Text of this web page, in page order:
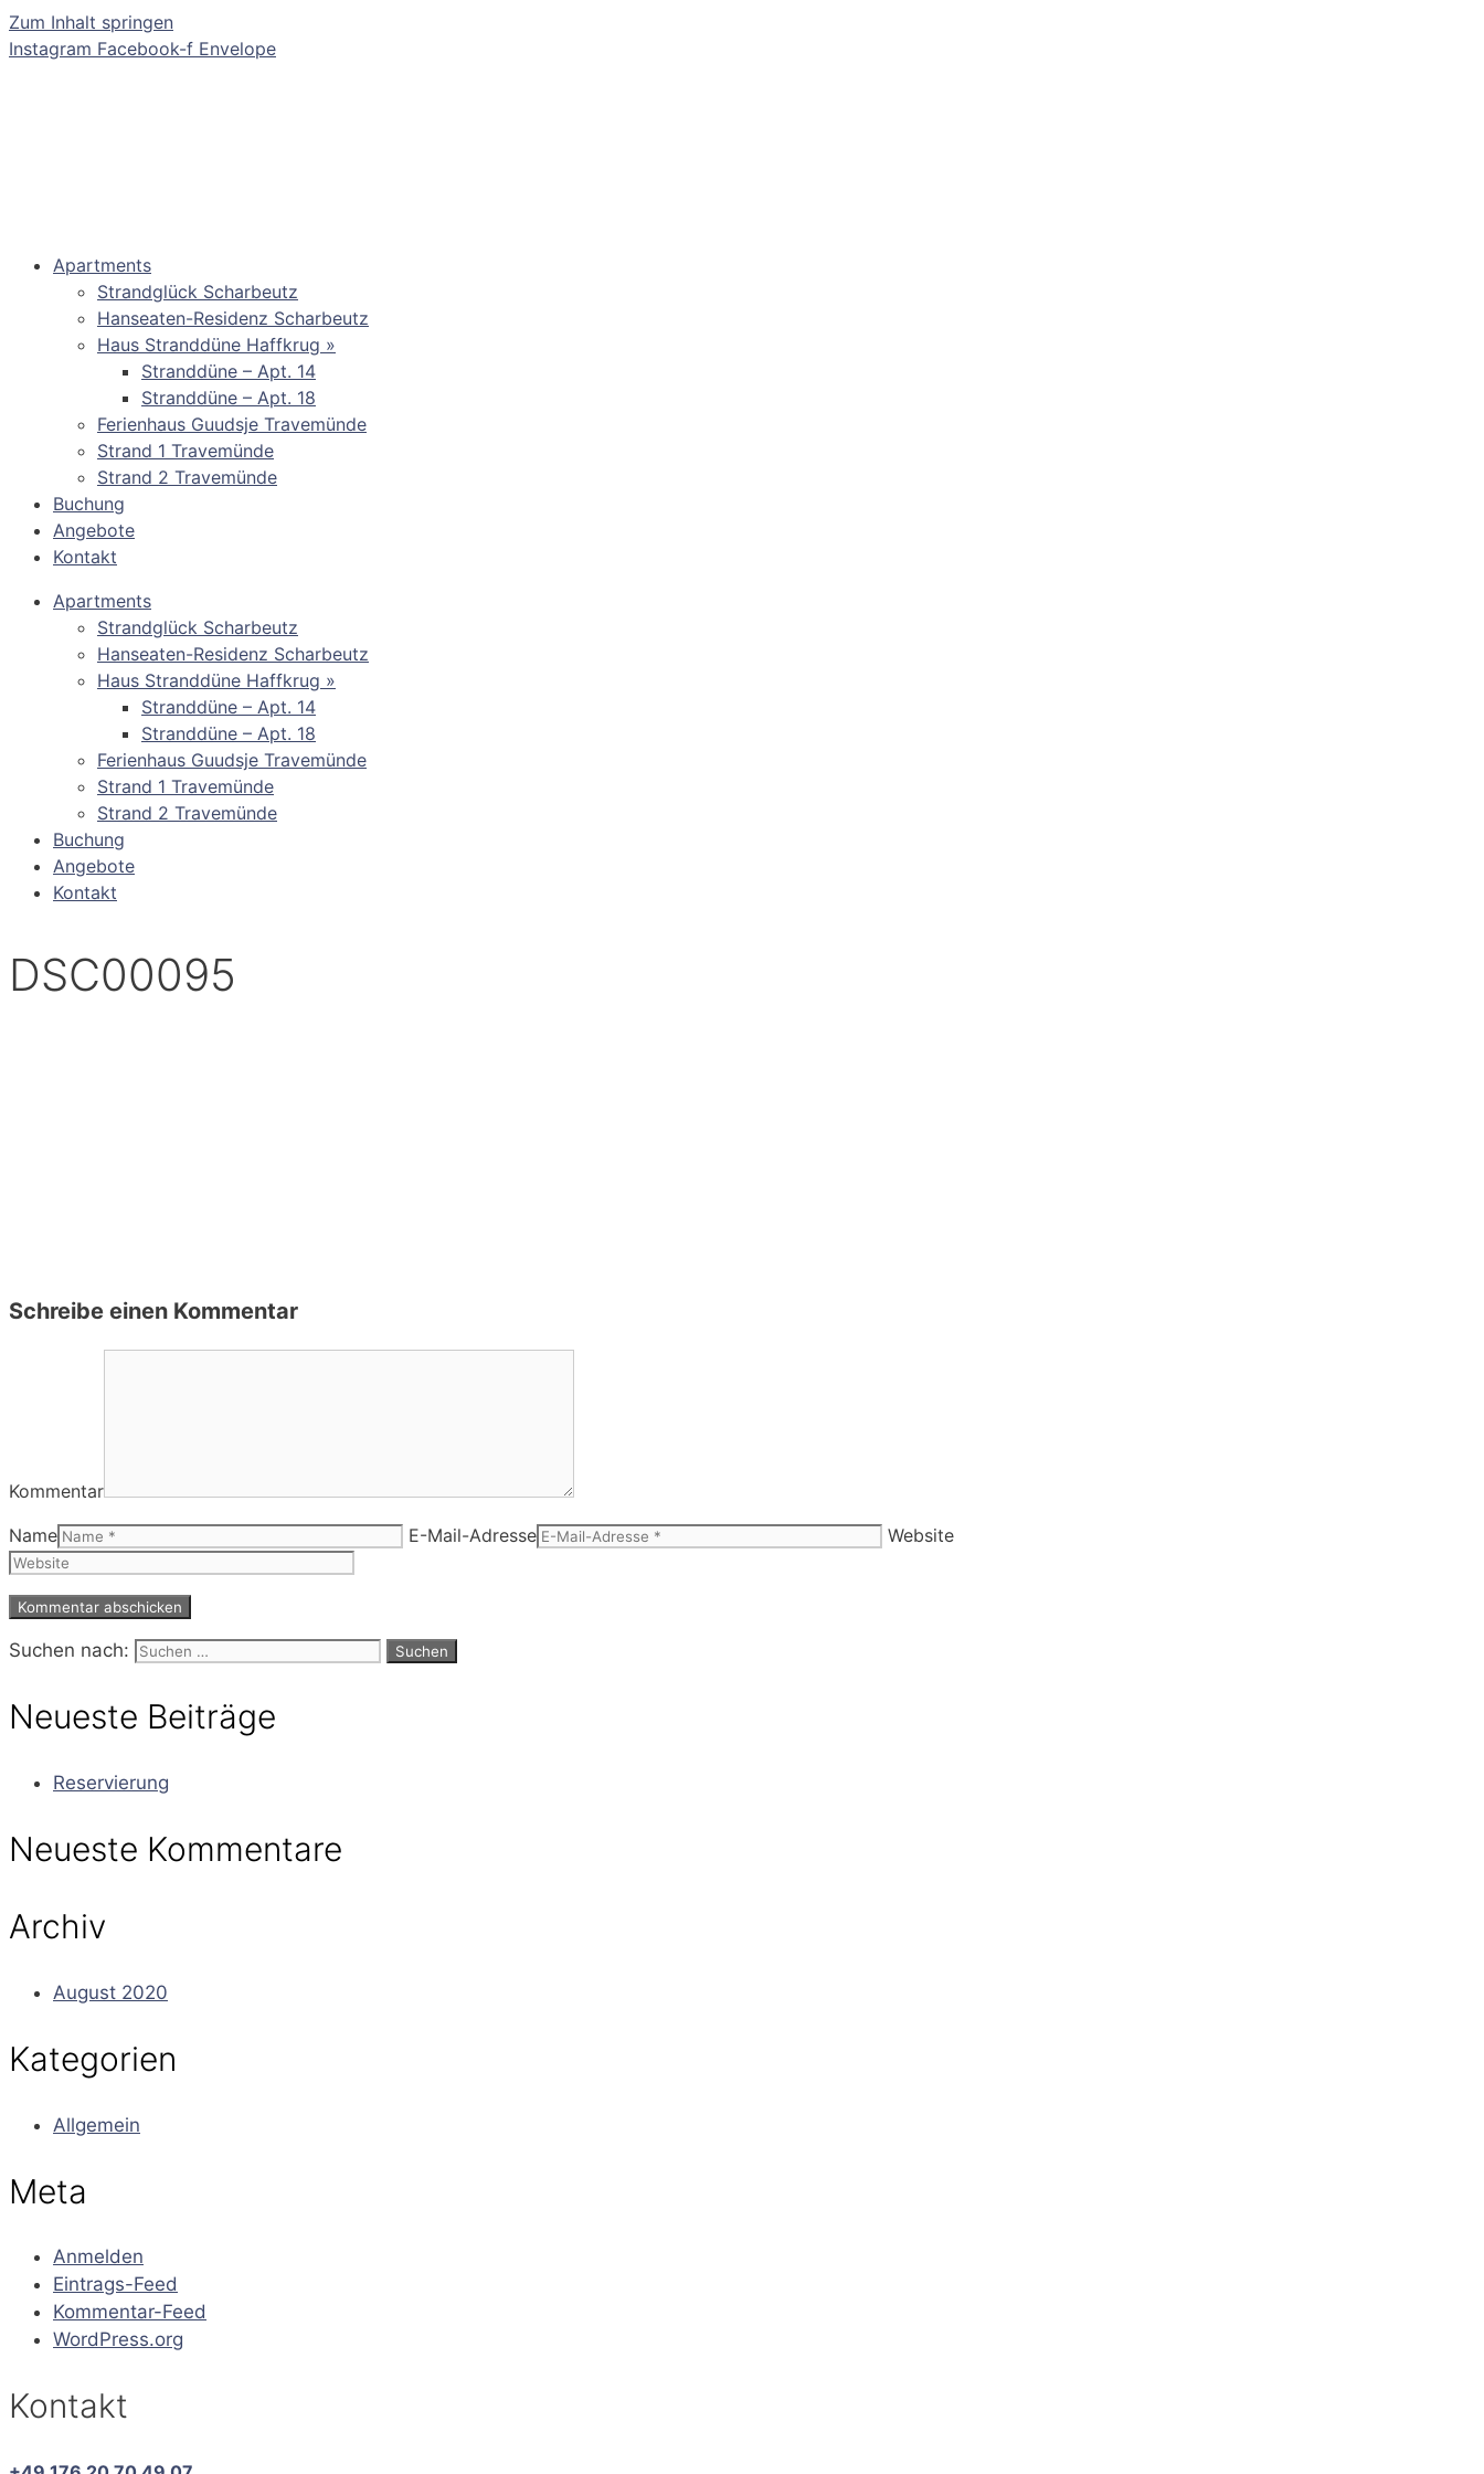
Zum Inhalt springen
Instagram Facebook-f Envelope
Apartments
Strandglück Scharbeutz
Hanseaten-Residenz Scharbeutz
Haus Stranddüne Haffkrug »
Stranddüne – Apt. 14
Stranddüne – Apt. 18
Ferienhaus Guudsje Travemünde
Strand 1 Travemünde
Strand 2 Travemünde
Buchung
Angebote
Kontakt
Apartments
Strandglück Scharbeutz
Hanseaten-Residenz Scharbeutz
Haus Stranddüne Haffkrug »
Stranddüne – Apt. 14
Stranddüne – Apt. 18
Ferienhaus Guudsje Travemünde
Strand 1 Travemünde
Strand 2 Travemünde
Buchung
Angebote
Kontakt
DSC00095
Schreibe einen Kommentar
Kommentar
Name
E-Mail-Adresse Website
Suchen nach:
Neueste Beiträge
Reservierung
Neueste Kommentare
Archiv
August 2020
Kategorien
Allgemein
Meta
Anmelden
Eintrags-Feed
Kommentar-Feed
WordPress.org
Kontakt